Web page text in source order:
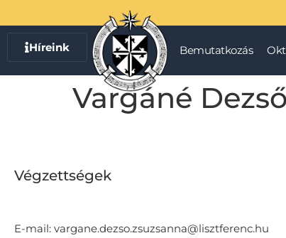
Híreink Bemutatkozás
Vargáné
Végzettségek
E-mail: vargane.dezso.zsuzsanna@lisztferenc.hu